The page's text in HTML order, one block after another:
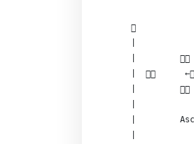

|
|
|  
|
|
|
|